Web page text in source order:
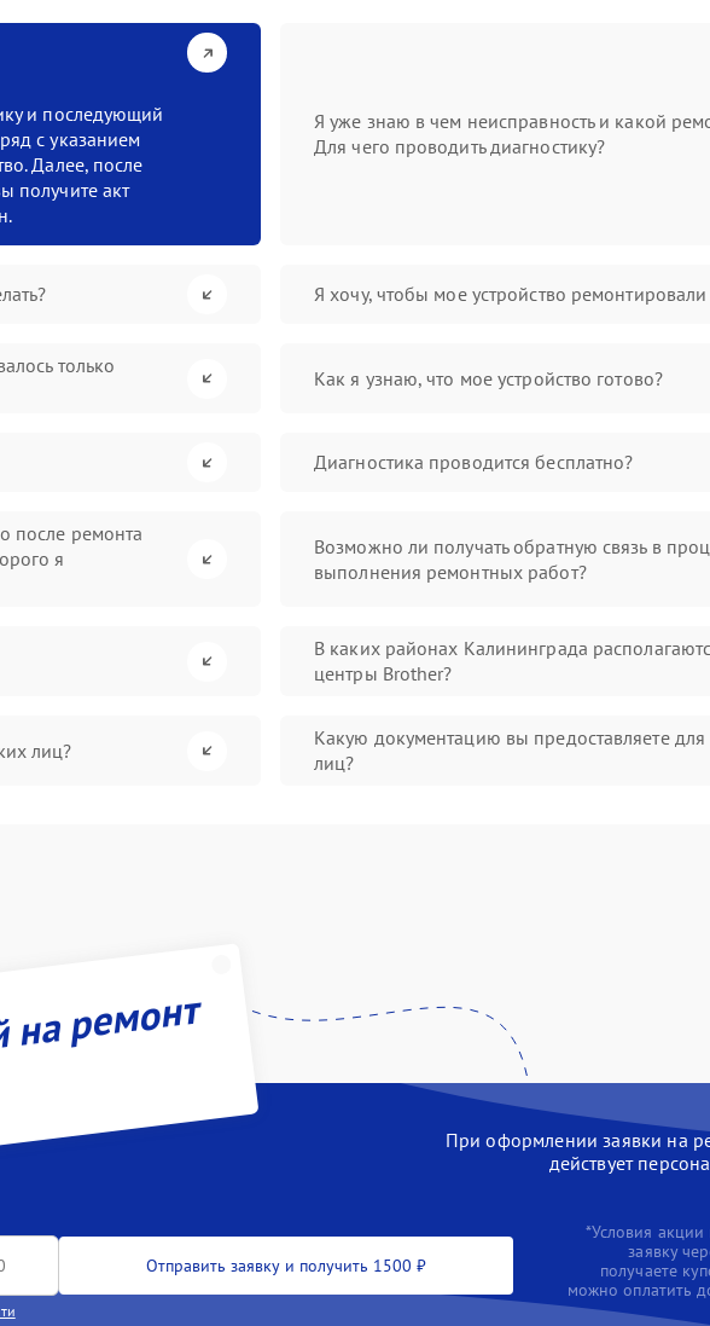
и последующий
с указанием
Далее, после
получите акт
Я уже знаю в чем неисправность и какой
Для чего проводить диагностику?
Я хочу, чтобы мое устройство
только
Как я узнаю, что мое устройство готово?
Диагностика проводится бесплатно?
после ремонта
я
Возможно ли получать обратную связь в
выполнения ремонтных работ?
В каких районах Калининграда
центры Brother?
лиц?
Какую документацию вы предоставляете
лиц?
ремонт
При оформлении заявки на
действует
Отправить заявку и получить 1500 ₽
*Условия акции
заявку
получаете
можно оплатить